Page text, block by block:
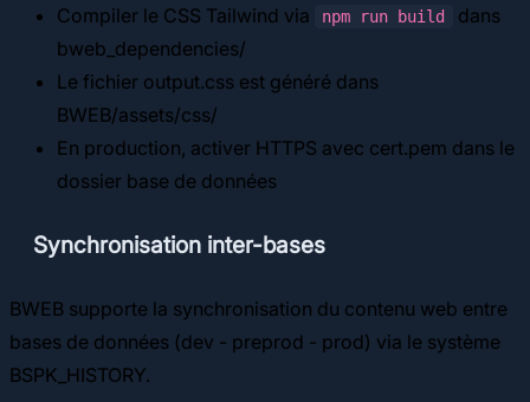
Compiler le CSS Tailwind via npm run build
dans
bweb_dependencies/
Le fichier output.css est généré dans
BWEB/assets/css/
En production, activer HTTPS avec cert.pem dans le
dossier base de données
Synchronisation inter-bases
BWEB supporte la synchronisation du contenu web entre
bases de données (dev - preprod - prod) via le système
BSPK_HISTORY.